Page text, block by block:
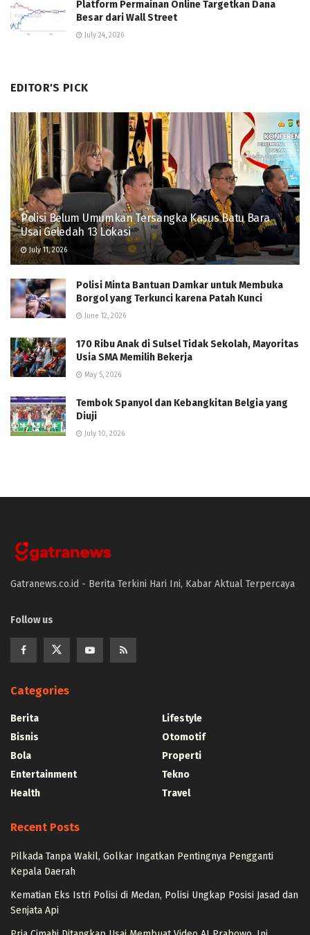
Platform Permainan Online Targetkan Dana
Besar dari Wall Street
July 24, 2026
EDITOR'S PICK
Polisi Belum Umumkan Tersangka Kasus Batu Bara
Usai Geledah 13 Lokasi
July 11, 2026
Polisi Minta Bantuan Damkar untuk Membuka
Borgol yang Terkunci karena Patah Kunci
June 12, 2026
170 Ribu Anak di Sulsel Tidak Sekolah, Mayoritas
Usia SMA Memilih Bekerja
May 5, 2026
Tembok Spanyol dan Kebangkitan Belgia yang
Diuji
July 10, 2026
Gatranews.co.id - Berita Terkini Hari Ini, Kabar Aktual Terpercaya
Follow us
Categories
Berita
Bisnis
Bola
Entertainment
Health
Lifestyle
Otomotif
Properti
Tekno
Travel
Recent Posts
Pilkada Tanpa Wakil, Golkar Ingatkan Pentingnya Pengganti
Kepala Daerah
Kematian Eks Istri Polisi di Medan, Polisi Ungkap Posisi Jasad dan
Senjata Api